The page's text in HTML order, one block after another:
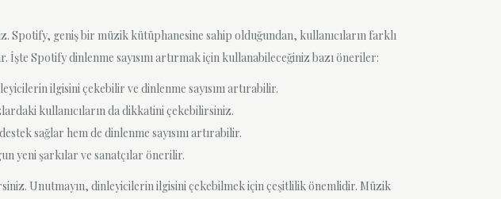
geniş bir müzik kütüphanesine sahip olduğundan, kullanıcıların farklı
Spotify dinlenme sayısını artırmak için kullanabileceğiniz bazı öneriler:
ilgisini çekebilir ve dinlenme sayısını artırabilir.
kullanıcıların da dikkatini çekebilirsiniz.
sağlar hem de dinlenme sayısını artırabilir.
yeni şarkılar ve sanatçılar önerilir.
Unutmayın, dinleyicilerin ilgisini çekebilmek için çeşitlilik önemlidir. Müzik